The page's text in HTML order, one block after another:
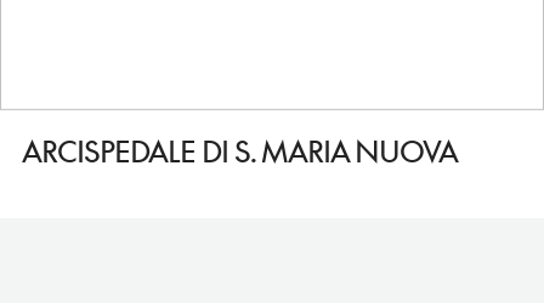
ARCISPEDALE DI S. MARIA NUOVA